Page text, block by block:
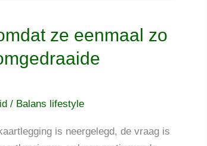
ze eenmaal zo
/ Balans lifestyle
is neergelegd, de vraag is